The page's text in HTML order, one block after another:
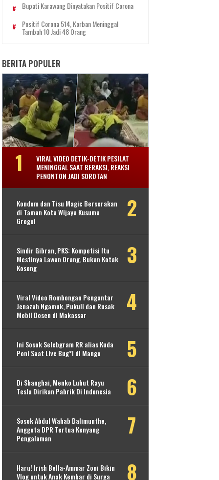
Bupati Karawang Dinyatakan Positif Corona
Positif Corona 514, Korban Meninggal
Tambah 10 Jadi 48 Orang
BERITA POPULER
VIRAL VIDEO DETIK-DETIK PESILAT
MENINGGAL SAAT BERAKSI, REAKSI
PENONTON JADI SOROTAN
Kondom dan Tisu Magic Berserakan
di Taman Kota Wijaya Kusuma
Grogol
Sindir Gibran, PKS: Kompetisi Itu
Mestinya Lawan Orang, Bukan Kotak
Kosong
Viral Video Rombongan Pengantar
Jenazah Ngamuk, Pukuli dan Rusak
Mobil Dosen di Makassar
Ini Sosok Selebgram RR alias Kuda
Poni Saat Live Bug*l di Mango
Di Shanghai, Menko Luhut Rayu
Tesla Dirikan Pabrik Di Indonesia
Sosok Abdul Wahab Dalimunthe,
Anggota DPR Tertua Kenyang
Pengalaman
Haru! Irish Bella-Ammar Zoni Bikin
Vlog untuk Anak Kembar di Surga